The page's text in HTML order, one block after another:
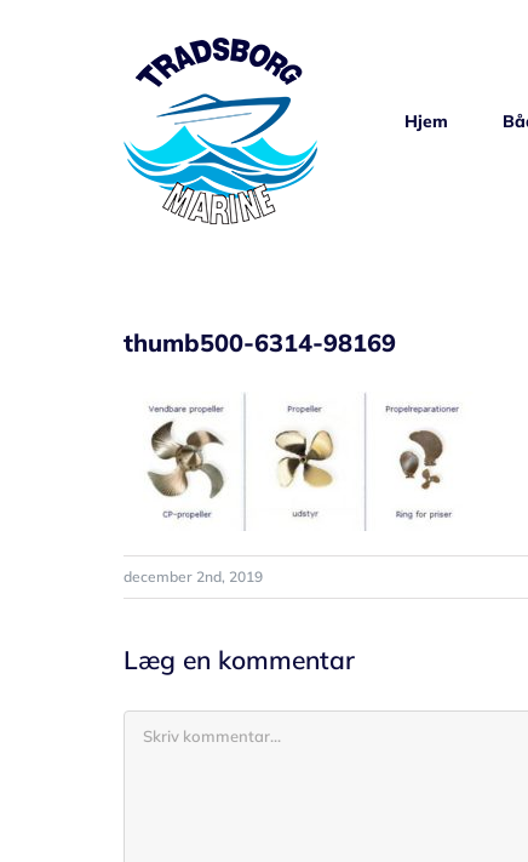
Hjem
thumb500-6314-98169
december 2nd, 2019
Læg en kommentar
Comment